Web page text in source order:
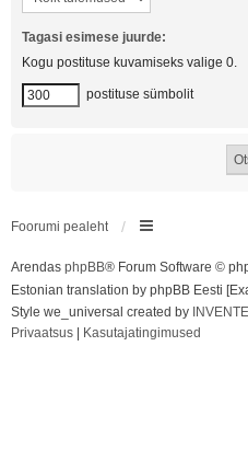
Tagasi esimese juurde:
Kogu postituse kuvamiseks valige 0.
postituse sümbolit
Foorumi pealeht
Arendas phpBB® Forum Software ©
Estonian translation by phpBB Eesti
Style we_universal created by
Privaatsus
Kasutajatingimused